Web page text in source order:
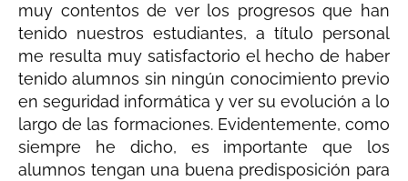
muy contentos de ver los progresos que han
tenido nuestros estudiantes, a título personal
me resulta muy satisfactorio el hecho de haber
tenido alumnos sin ningún conocimiento previo
en seguridad informática y ver su evolución a lo
largo de las formaciones. Evidentemente, como
siempre he dicho, es importante que los
alumnos tengan una buena predisposición para